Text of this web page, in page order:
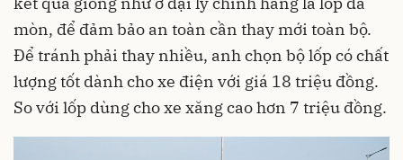
mòn, để đảm bảo an toàn cần thay mới toàn bộ.
Để tránh phải thay nhiều, anh chọn bộ lốp có chất
lượng tốt dành cho xe điện với giá 18 triệu đồng.
So với lốp dùng cho xe xăng cao hơn 7 triệu đồng.